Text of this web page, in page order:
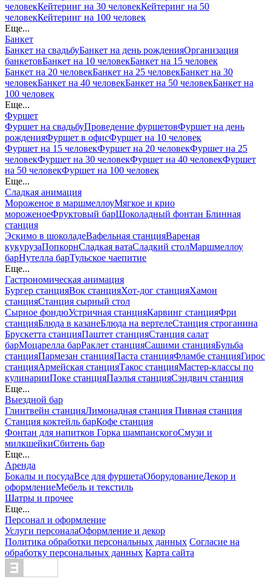
человекКейтеринг на 30 человекКейтеринг на 50
человекКейтеринг на 100 человек
Еще...
Банкет
Банкет на свадьбуБанкет на день рожденияОрганизация
банкетовБанкет на 10 человекБанкет на 15 человек
Банкет на 20 человекБанкет на 25 человекБанкет на 30
человекБанкет на 40 человекБанкет на 50 человекБанкет на
100 человек
Еще...
Фуршет
Фуршет на свадьбуПроведение фуршетовФуршет на день
рожденияФуршет в офисФуршет на 10 человек
Фуршет на 15 человекФуршет на 20 человекФуршет на 25
человекФуршет на 30 человекФуршет на 40 человекФуршет
на 50 человекФуршет на 100 человек
Еще...
Сладкая анимация
Мороженое в маршмеллоуМягкое и крио
мороженоеФруктовый барШоколадный фонтан Блинная
станция
Эскимо в шоколадеВафельная станцияВареная
кукурузаПопкорнСладкая ватаСладкий столМаршмеллоу
барНутелла барТульское чаепитие
Еще...
Гастрономическая анимация
Бургер станцияВок станцияХот-дог станцияХамон
станцияСтанция сырный стол
Сырное фондюУстричная станцияКарвинг станцияФри
станцияБлюда в казанеБлюда на вертелеСтанция строганина
Брускетта станцияПаштет станцияСтанция салат
барМоцарелла барРаклет станцияСашими станцияБульба
станцияПармезан станцияПаста станцияФламбе станцияГирос
станцияАрмейская станцияТакос станцияМастер-классы по
кулинарииПоке станцияПаэлья станцияСэндвич станция
Еще...
Выездной бар
Глинтвейн станцияЛимонадная станция Пивная станция
Станция коктейль барКофе станция
Фонтан для напитков Горка шампанскогоСмузи и
милкшейкиСбитень бар
Еще...
Аренда
Бокалы и посудаВсе для фуршетаОборудованиеДекор и
оформлениеМебель и текстиль
Шатры и прочее
Еще...
Персонал и оформление
Услуги персоналаОформление и декор
Политика обработки персональных данных Согласие на
обработку персональных данных Карта сайта